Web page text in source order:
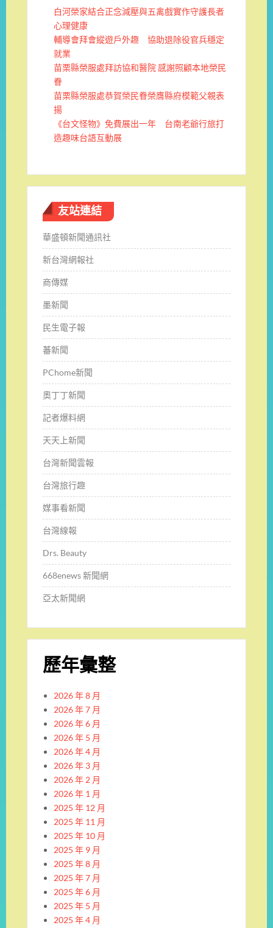
白河榮家結合正念減壓與五禽戲實作守護長者
心理健康
輔導會拜會縱遊戶外趣 協助退除役官兵穩定
就業
苗栗縣榮服處拜訪協和醫院 感謝照顧本地榮民
眷
苗栗縣榮服處恭賀榮民眷榮膺縣府模範父親表
揚
《台文怪物》免費展出一年 台南老爺行旅打
造趣味台語互動展
友站連結
華盛頓新聞通訊社
新台灣網報社
商傳媒
墨新聞
民生電子報
蕃新聞
PChome新聞
奧丁丁新聞
記者爆料網
天天上新聞
台灣新聞雲報
台灣旅行趣
媒事看新聞
台灣線報
Drs. Beauty
668enews 新聞網
亞太新聞網
歷年彙整
2026 年 8 月
2026 年 7 月
2026 年 6 月
2026 年 5 月
2026 年 4 月
2026 年 3 月
2026 年 2 月
2026 年 1 月
2025 年 12 月
2025 年 11 月
2025 年 10 月
2025 年 9 月
2025 年 8 月
2025 年 7 月
2025 年 6 月
2025 年 5 月
2025 年 4 月